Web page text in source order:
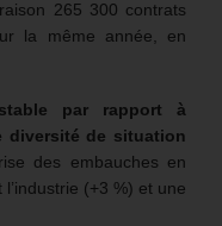
265 300 contrats
la même année, en
par rapport à
diversité de situation
des embauches en
(+3 %) et une